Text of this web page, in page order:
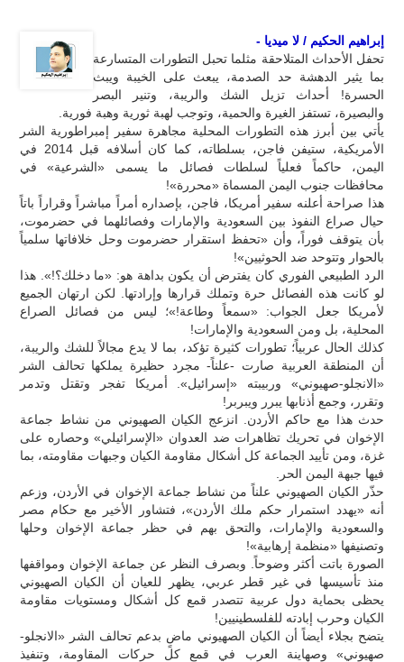
إبراهيم الحكيم / لا ميديا -
تحفل الأحداث المتلاحقة مثلما تحبل التطورات المتسارعة
بما يثير الدهشة حد الصدمة، يبعث على الخيبة ويبث
الحسرة! أحداث تزيل الشك والريبة، وتنير البصر
والبصيرة، تستفز الغيرة والحمية، وتوجب لهبة ثورية وهبة فورية.
يأتي بين أبرز هذه التطورات المحلية مجاهرة سفير إمبراطورية الشر
الأمريكية، ستيفن فاجن، بسلطاته، كما كان أسلافه قبل 2014 في
اليمن، حاكماً فعلياً لسلطات فصائل ما يسمى «الشرعية» في
محافظات جنوب اليمن المسماة «محررة»!
هذا صراحة أعلنه سفير أمريكا، فاجن، بإصداره أمراً مباشراً وقراراً باتاً
حيال صراع النفوذ بين السعودية والإمارات وفصائلهما في حضرموت،
بأن يتوقف فوراً، وأن «تحفظ استقرار حضرموت وحل خلافاتها سلمياً
بالحوار وتتوحد ضد الحوثيين»!
الرد الطبيعي الفوري كان يفترض أن يكون بداهة هو: «ما دخلك؟!». هذا
لو كانت هذه الفصائل حرة وتملك قرارها وإرادتها. لكن ارتهان الجميع
لأمريكا جعل الجواب: «سمعاً وطاعة!»؛ ليس من فصائل الصراع
المحلية، بل ومن السعودية والإمارات!
كذلك الحال عربياً؛ تطورات كثيرة تؤكد، بما لا يدع مجالاً للشك والريبة،
أن المنطقة العربية صارت -علناً- مجرد حظيرة يملكها تحالف الشر
«الانجلو-صهيوني» وربيبته «إسرائيل». أمريكا تفجر وتقتل وتدمر
وتقرر، وجمع أذنابها يبرر ويبربر!
حدث هذا مع حاكم الأردن. انزعج الكيان الصهيوني من نشاط جماعة
الإخوان في تحريك تظاهرات ضد العدوان «الإسرائيلي» وحصاره على
غزة، ومن تأييد الجماعة كل أشكال مقاومة الكيان وجبهات مقاومته، بما
فيها جبهة اليمن الحر.
حذّر الكيان الصهيوني علناً من نشاط جماعة الإخوان في الأردن، وزعم
أنه «يهدد استمرار حكم ملك الأردن»، فتشاور الأخير مع حكام مصر
والسعودية والإمارات، والتحق بهم في حظر جماعة الإخوان وحلها
وتصنيفها «منظمة إرهابية»!
الصورة باتت أكثر وضوحاً. وبصرف النظر عن جماعة الإخوان ومواقفها
منذ تأسيسها في غير قطر عربي، يظهر للعيان أن الكيان الصهيوني
يحظى بحماية دول عربية تتصدر قمع كل أشكال ومستويات مقاومة
الكيان وحرب إبادته للفلسطينيين!
يتضح بجلاء أيضاً أن الكيان الصهيوني ماضٍ بدعم تحالف الشر «الانجلو-
صهيوني» وصهاينة العرب في قمع كل حركات المقاومة، وتنفيذ